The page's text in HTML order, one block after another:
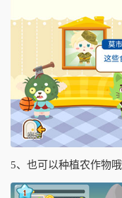
5、也可以种植农作物哦